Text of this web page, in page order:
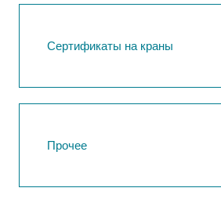
Сертификаты на краны
Прочее